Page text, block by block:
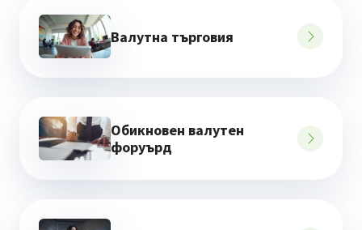
Валутна търговия
Обикновен валутен
форуърд